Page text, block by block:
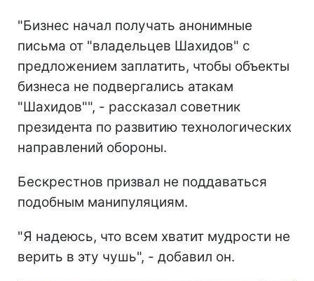
"Бизнес начал получать анонимные
письма от "владельцев Шахидов" с
предложением заплатить, чтобы объекты
бизнеса не подвергались атакам
"Шахидов"", - рассказал советник
президента по развитию технологических
направлений обороны.
Бескрестнов призвал не поддаваться
подобным манипуляциям.
"Я надеюсь, что всем хватит мудрости не
верить в эту чушь", - добавил он.